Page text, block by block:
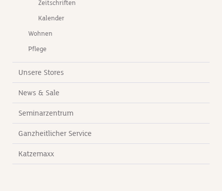
Zeitschriften
Kalender
Wohnen
Pflege
Unsere Stores
News & Sale
Seminarzentrum
Ganzheitlicher Service
Katzemaxx